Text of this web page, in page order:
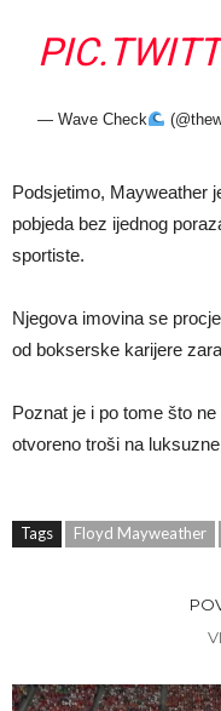
— Wave Check
Podsjetimo, Mayweather
pobjeda bez ijednog
sportiste.
Njegova imovina se
od bokserske karijere
Poznat je i po tome što
otvoreno troši na
Tags Floyd Mayweather